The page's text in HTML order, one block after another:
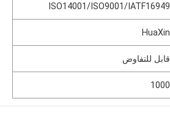
ISO14001/ISO9001/IATF16949
HuaXin
قابل للتفاوض
1000